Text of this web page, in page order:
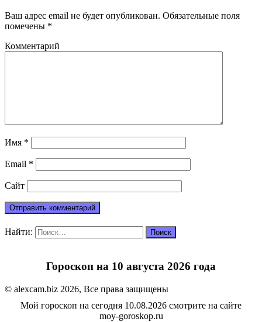
Ваш адрес email не будет опубликован. Обязательные поля
помечены *
Комментарий
Имя *
Email *
Сайт
Найти:
Гороскоп на 10 августа 2026 года
© alexcam.biz 2026, Все права защищены
Мой гороскоп на сегодня 10.08.2026 смотрите на сайте
moy-goroskop.ru